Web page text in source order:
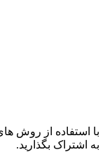
با استفاده از روش
به اشتراک بگذارید.